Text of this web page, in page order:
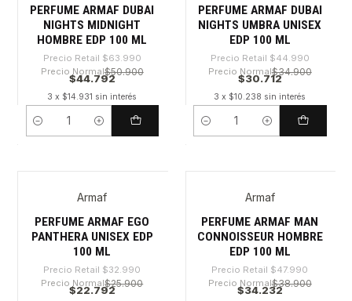
PERFUME ARMAF DUBAI
NIGHTS MIDNIGHT
HOMBRE EDP 100 ML
Precio Retail $63.990
Precio Normal$50.900
$44.792
3 x $14.931 sin interés
Cantidad
PERFUME ARMAF DUBAI
NIGHTS UMBRA UNISEX
EDP 100 ML
Precio Retail $44.990
Precio Normal$34.900
$30.712
3 x $10.238 sin interés
Cantidad
Armaf
PERFUME ARMAF EGO
PANTHERA UNISEX EDP
100 ML
Precio Retail $32.990
Precio Normal$25.900
$22.792
Armaf
PERFUME ARMAF MAN
CONNOISSEUR HOMBRE
EDP 100 ML
Precio Retail $47.990
Precio Normal$38.900
$34.232